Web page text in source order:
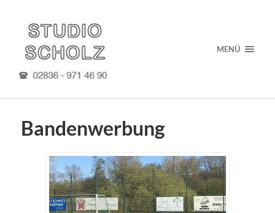
MENÜ
Bandenwerbung